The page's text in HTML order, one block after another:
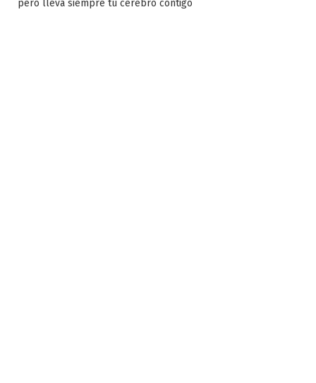
pero lleva siempre tu cerebro contigo